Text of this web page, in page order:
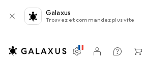
Galaxus
Trouvez et commandez plus vite
Paramètres
Compte client
Listes de comparaison
Listes d'envies
Panier